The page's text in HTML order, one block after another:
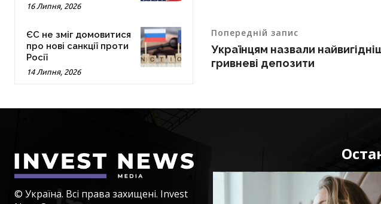
16 Липня, 2026
ЄС не зміг домовитися
про нові санкції проти
Росії
14 Липня, 2026
Попередній запис
Українцям назвали
гривневі депозити
© Україна. Всі права захищені. Invest